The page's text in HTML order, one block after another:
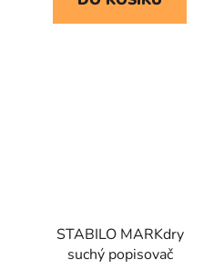
STABILO MARKdry
suchý popisovač